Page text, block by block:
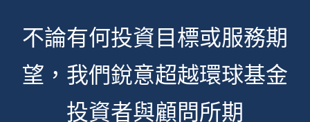
不論有何投資目標或服務期
望，我們銳意超越環球基金
投資者與顧問所期